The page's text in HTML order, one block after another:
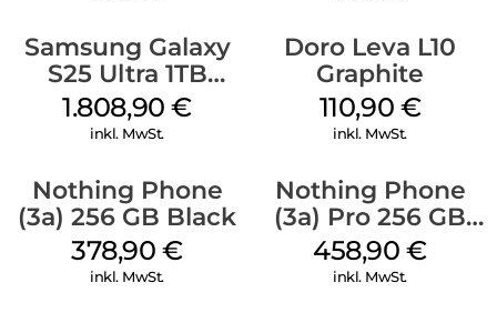
Samsung Galaxy
S25 Ultra 1TB
Titanium Black
1.808,90€
inkl. MwSt.
Doro Leva L10
Graphite
110,90 €
inkl. MwSt.
Nothing Phone
(3a) 256 GB Black
378,90€
inkl. MwSt.
Nothing Phone
(3a) Pro 256 GB
Grey
458,90€
inkl. MwSt.